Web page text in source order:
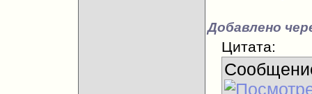
Добавлено
Цитата: